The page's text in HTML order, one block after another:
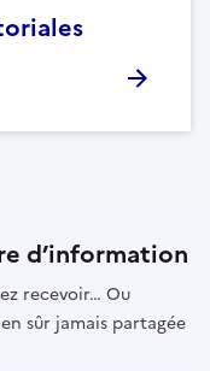
d’information
recevoir… Ou
sûr jamais partagée